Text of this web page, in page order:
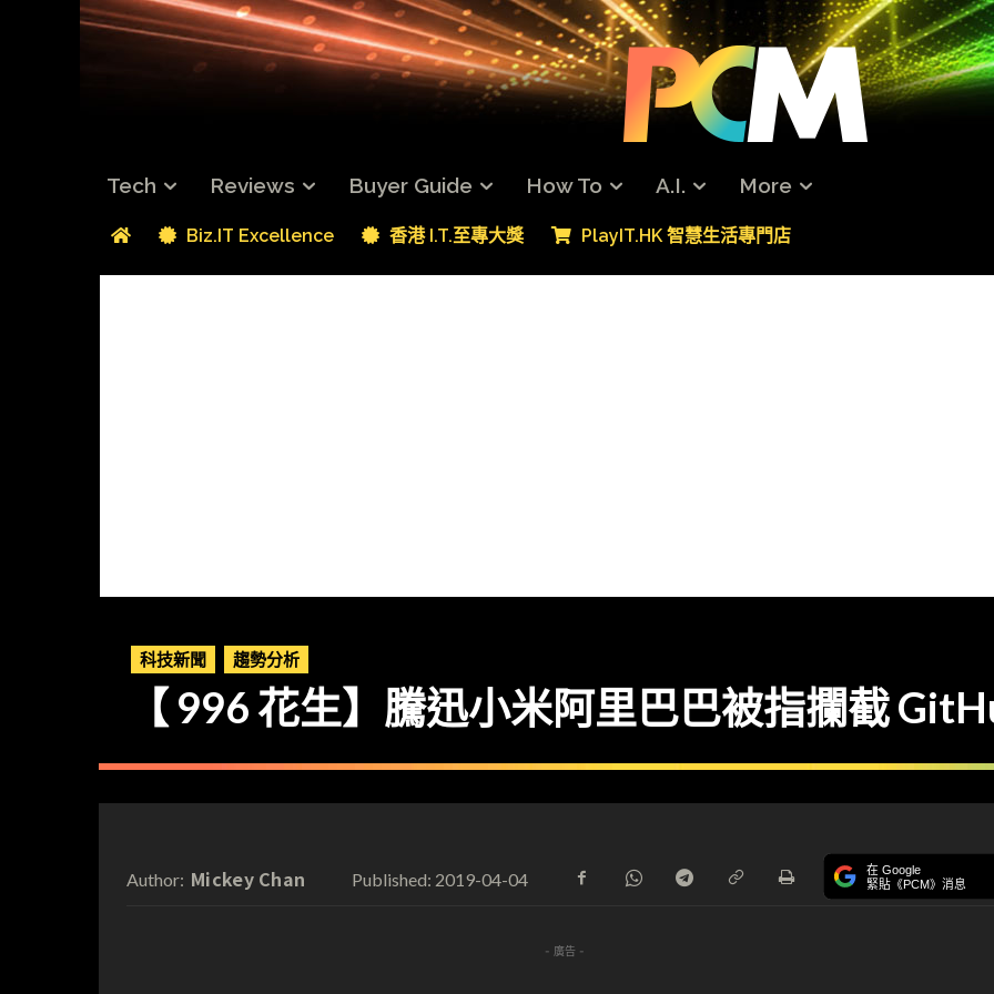
Tech Reviews Buyer Guide How To A.I. More
Biz.IT Excellence 香港 I.T.至專大獎 PlayIT.HK 智慧生活專門店
科技新聞 趨勢分析
【 996 花生】騰迅小米阿里巴巴被指攔截
Author: Mickey Chan Published: 2019-04-04 在 Google
緊貼《PCM》消息
- 廣告 -